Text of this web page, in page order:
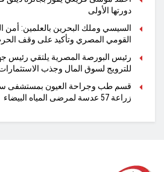
دورتها الأولى
السيسي وملك البحرين بالعلمين: أمن
القومي المصري وتأكيد على وقف
رئيس البورصة المصرية يلتقي رئيس
للترويج لسوق المال وجذب الاستثمارات
قسم طب وجراحة العيون بمستشفى
زراعة 57 عدسة لمرضى المياه البيضاء